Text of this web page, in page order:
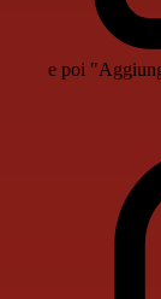
e poi